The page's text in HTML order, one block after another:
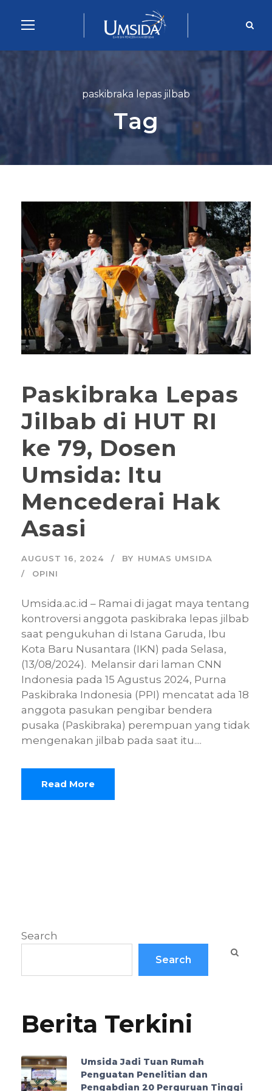
paskibraka lepas jilbab
Tag
Paskibraka Lepas
Jilbab di HUT RI
ke 79, Dosen
Umsida: Itu
Mencederai Hak
Asasi
AUGUST 16, 2024 BY HUMAS UMSIDA
OPINI
Umsida.ac.id – Ramai di jagat maya tentang
kontroversi anggota paskibraka lepas jilbab
saat pengukuhan di Istana Garuda, Ibu
Kota Baru Nusantara (IKN) pada Selasa,
(13/08/2024). Melansir dari laman CNN
Indonesia pada 15 Agustus 2024, Purna
Paskibraka Indonesia (PPI) mencatat ada 18
anggota pasukan pengibar bendera
pusaka (Paskibraka) perempuan yang tidak
mengenakan jilbab pada saat itu....
Read More
Search
Search
Berita Terkini
Umsida Jadi Tuan Rumah
Penguatan Penelitian dan
Pengabdian 20 Perguruan Tinggi